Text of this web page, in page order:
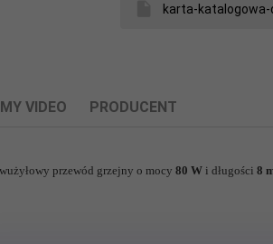
karta-
VIDEO PRODUCENT
przewód grzejny o mocy 80 W i długości 8